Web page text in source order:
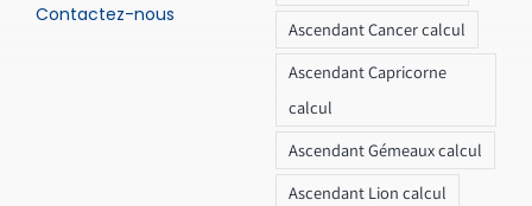
Contactez-nous
Ascendant Cancer calcul
Ascendant Capricorne
calcul
Ascendant Gémeaux calcul
Ascendant Lion calcul